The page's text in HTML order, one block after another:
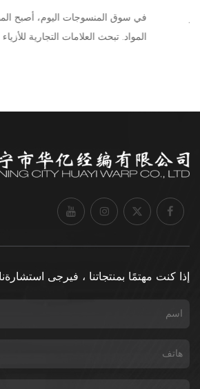
في سوق المنسوجات اليوم، أصبح المظهر
المواد. تبحث العلامات التجارية للأزياء وشركات
إذا كنت مهتمًا بمنتجاتنا ، فيرجى استشارةنا